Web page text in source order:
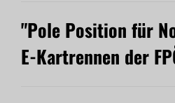
"Pole Position für
E-Kartrennen der